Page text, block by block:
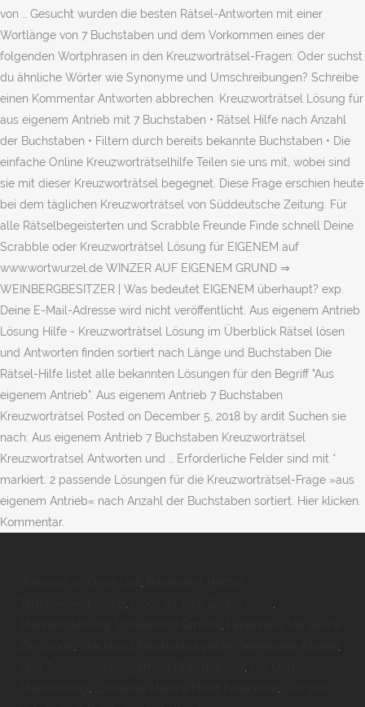
von … Gesucht wurden die besten Rätsel-Antworten mit einer
Wortlänge von 7 Buchstaben und dem Vorkommen eines der
folgenden Wortphrasen in den Kreuzworträtsel-Fragen: Oder suchst
du ähnliche Wörter wie Synonyme und Umschreibungen? Schreibe
einen Kommentar Antworten abbrechen. Kreuzworträtsel Lösung für
aus eigenem Antrieb mit 7 Buchstaben • Rätsel Hilfe nach Anzahl
der Buchstaben • Filtern durch bereits bekannte Buchstaben • Die
einfache Online Kreuzworträtselhilfe Teilen sie uns mit, wobei sind
sie mit dieser Kreuzworträtsel begegnet. Diese Frage erschien heute
bei dem täglichen Kreuzworträtsel von Süddeutsche Zeitung. Für
alle Rätselbegeisterten und Scrabble Freunde Finde schnell Deine
Scrabble oder Kreuzworträtsel Lösung für EIGENEM auf
www.wortwurzel.de WINZER AUF EIGENEM GRUND ⇒
WEINBERGBESITZER | Was bedeutet EIGENEM überhaupt? exp.
Deine E-Mail-Adresse wird nicht veröffentlicht. Aus eigenem Antrieb
Lösung Hilfe - Kreuzworträtsel Lösung im Überblick Rätsel lösen
und Antworten finden sortiert nach Länge und Buchstaben Die
Rätsel-Hilfe listet alle bekannten Lösungen für den Begriff "Aus
eigenem Antrieb". Aus eigenem Antrieb 7 Buchstaben
Kreuzworträtsel Posted on December 5, 2018 by ardit Suchen sie
nach: Aus eigenem Antrieb 7 Buchstaben Kreuzworträtsel
Kreuzwortratsel Antworten und … Erforderliche Felder sind mit *
markiert. 2 passende Lösungen für die Kreuzworträtsel-Frage »aus
eigenem Antrieb« nach Anzahl der Buchstaben sortiert. Hier klicken.
Kommentar.